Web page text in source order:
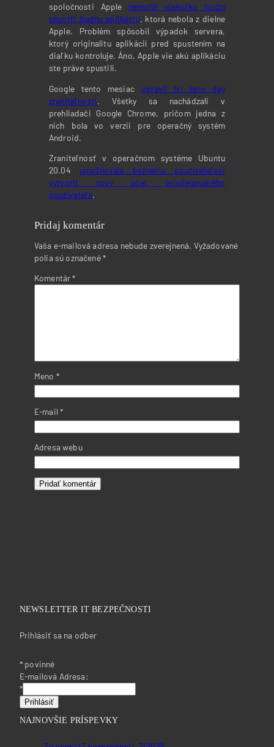
spoločnosti Apple nemohli niekoľko hodín
spustiť žiadnu aplikáciu, ktorá nebola z dielne
Apple. Problém spôsobil výpadok servera,
ktorý originalitu aplikácií pred spustením na
diaľku kontroluje. Áno, Apple vie akú aplikáciu
ste práve spustili.
Google tento mesiac opravil tri zero day
zraniteľnosti. Všetky sa nachádzali v
prehliadači Google Chrome, pričom jedna z
nich bola vo verzii pre operačný systém
Android.
Zraniteľnosť v operačnom systéme Ubuntu
20.04 umožňovala bežnému používateľovi
vytvoriť nový účet privilegovaného
používateľa.
Pridaj komentár
Vaša e-mailová adresa nebude zverejnená. Vyžadované
polia sú označené*
Komentár*
Meno *
E-mail*
Adresa webu
NEWSLETTER IT BEZPEČNOSTI
Prihlásiť sa na odber
* povinné
E-mailová Adresa:
*
NAJNOVŠIE PRÍSPEVKY